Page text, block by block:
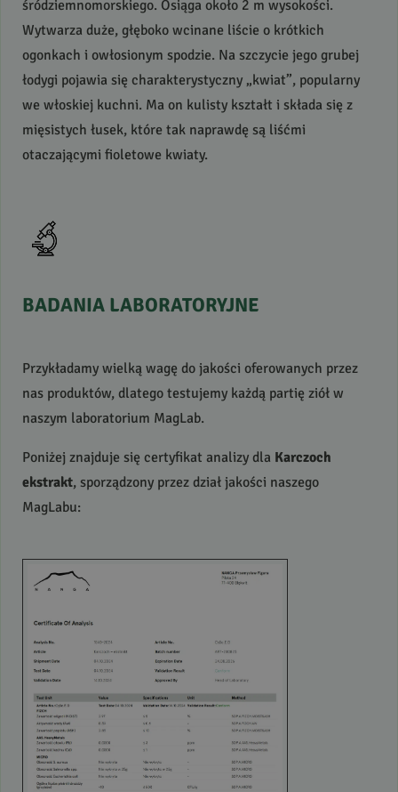
śródziemnomorskiego. Osiąga około 2 m wysokości.
Wytwarza duże, głęboko wcinane liście o krótkich
ogonkach i owłosionym spodzie. Na szczycie jego grubej
łodygi pojawia się charakterystyczny „kwiat”, popularny
we włoskiej kuchni. Ma on kulisty kształt i składa się z
mięsistych łusek, które tak naprawdę są liśćmi
otaczającymi fioletowe kwiaty.
BADANIA LABORATORYJNE
Przykładamy wielką wagę do jakości oferowanych przez
nas produktów, dlatego testujemy każdą partię ziół w
naszym laboratorium MagLab.
Poniżej znajduje się certyfikat analizy dla Karczoch
ekstrakt, sporządzony przez dział jakości naszego
MagLabu: